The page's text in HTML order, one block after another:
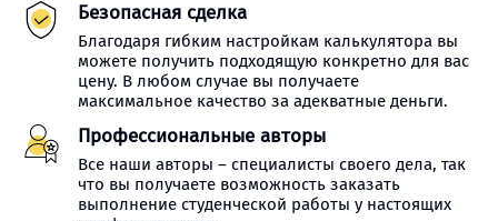
Безопасная сделка
Благодаря гибким настройкам калькулятора вы
можете получить подходящую конкретно для вас
цену. В любом случае вы получаете
максимальное качество за адекватные деньги.
Профессиональные авторы
Все наши авторы – специалисты своего дела, так
что вы получаете возможность заказать
выполнение студенческой работы у настоящих